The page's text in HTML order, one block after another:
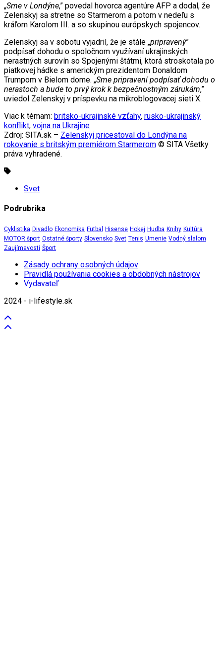
„Sme v Londýne,” povedal hovorca agentúre AFP a dodal, že
Zelenskyj sa stretne so Starmerom a potom v nedeľu s
kráľom Karolom III. a so skupinou európskych spojencov.
Zelenskyj sa v sobotu vyjadril, že je stále „pripravený”
podpísať dohodu o spoločnom využívaní ukrajinských
nerastných surovín so Spojenými štátmi, ktorá stroskotala po
piatkovej hádke s americkým prezidentom Donaldom
Trumpom v Bielom dome. „Sme pripravení podpísať dohodu o
nerastoch a bude to prvý krok k bezpečnostným zárukám,”
uviedol Zelenskyj v príspevku na mikroblogovacej sieti X.
Viac k témam: britsko-ukrajinské vzťahy, rusko-ukrajinský
konflikt, vojna na Ukrajine
Zdroj: SITA.sk – Zelenskyj pricestoval do Londýna na
rokovanie s britským premiérom Starmerom © SITA Všetky
práva vyhradené.
Svet
Podrubrika
Cyklistika Divadlo Ekonomika Futbal Hisense Hokej Hudba Knihy Kultúra
MOTOR šport Ostatné športy Slovensko Svet Tenis Umenie Vodný slalom
Zaujímavosti Šport
Zásady ochrany osobných údajov
Pravidlá používania cookies a obdobných nástrojov
Vydavateľ
2024 - i-lifestyle.sk